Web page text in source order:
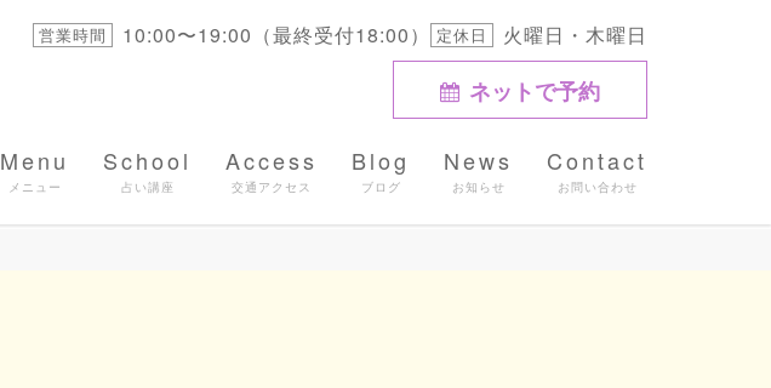
Menu School Access Blog News Contact
ネットで予約
営業時間 10:00〜19:00（最終受付18:00） 定休日 火曜日・木曜日